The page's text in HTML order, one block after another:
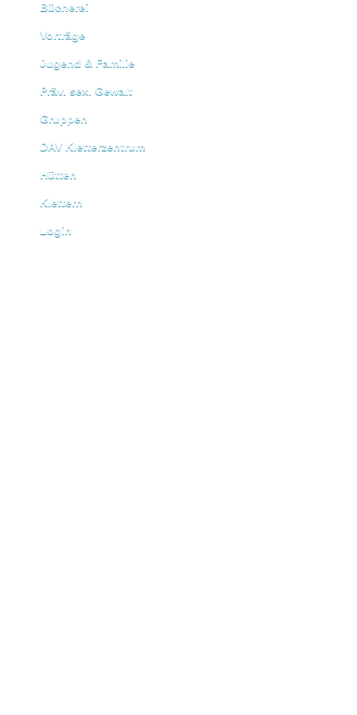
Bücherei
Vorträge
Jugend & Familie
Präv. sex. Gewalt
Gruppen
DAV Kletterzentrum
Hütten
Klettern
Login